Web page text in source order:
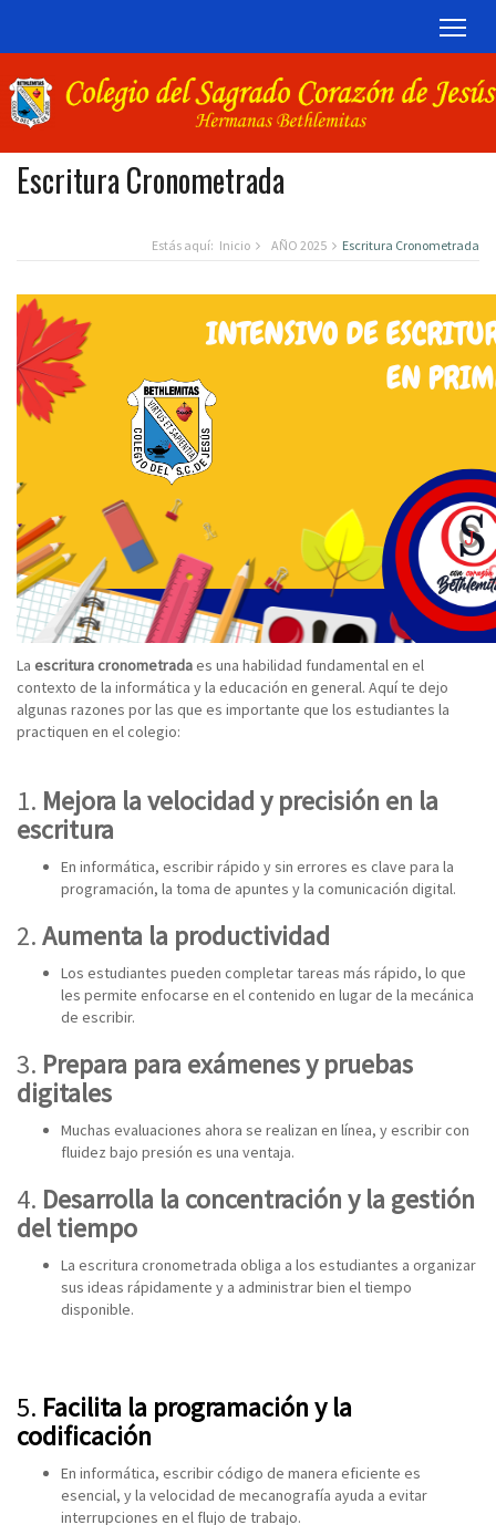
Escritura Cronometrada
Estás aquí: Inicio AÑO 2025 Escritura Cronometrada
La escritura cronometradaes una habilidad fundamental en el
contexto de la informática y la educación en general. Aquí te dejo
algunas razones por las que es importante que los estudiantes la
practiquen en el colegio:
1. Mejora la velocidad y precisión en la
escritura
En informática, escribir rápido y sin errores es clave para la
programación, la toma de apuntes y la comunicación digital.
2.Aumenta la productividad
Los estudiantes pueden completar tareas más rápido, lo que
les permite enfocarse en el contenido en lugar de la mecánica
de escribir.
3. Prepara para exámenes y pruebas
digitales
Muchas evaluaciones ahora se realizan en línea, y escribir con
fluidez bajo presión es una ventaja.
4. Desarrolla la concentración y la gestión
del tiempo
La escritura cronometrada obliga a los estudiantes a organizar
sus ideas rápidamente y a administrar bien el tiempo
disponible.
5. Facilita la programación y la
codificación
En informática, escribir código de manera eficiente es
esencial, y la velocidad de mecanografía ayuda a evitar
interrupciones en el flujo de trabajo.